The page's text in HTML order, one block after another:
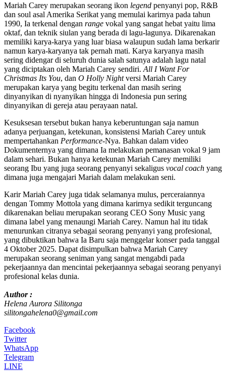
Mariah Carey merupakan seorang ikon legend penyanyi pop, R&B
dan soul asal Amerika Serikat yang memulai karirnya pada tahun
1990, Ia terkenal dengan range vokal yang sangat hebat yaitu lima
oktaf, dan teknik siulan yang berada di lagu-lagunya. Dikarenakan
memiliki karya-karya yang luar biasa walaupun sudah lama berkarir
namun karya-karyanya tak pernah mati. Karya karyanya masih
sering didengar di seluruh dunia salah satunya adalah lagu natal
yang diciptakan oleh Mariah Carey sendiri. All I Want For
Christmas Its You, dan O Holly Nightversi Mariah Carey
merupakan karya yang begitu terkenal dan masih sering
dinyanyikan di nyanyikan hingga di Indonesia pun sering
dinyanyikan di gereja atau perayaan natal.
Kesuksesan tersebut bukan hanya keberuntungan saja namun
adanya perjuangan, ketekunan, konsistensi Mariah Carey untuk
mempertahankan Performance-Nya. Bahkan dalam video
Dokumenternya yang dimana Ia melakukan pemanasan vokal 9 jam
dalam sehari. Bukan hanya ketekunan Mariah Carey memiliki
seorang Ibu yang juga seorang penyanyi sekaligus vocal coach yang
dimana juga mengajari Mariah dalam melakukan seni.
Karir Mariah Carey juga tidak selamanya mulus, perceraiannya
dengan Tommy Mottola yang dimana karirnya sedikit terguncang
dikarenakan beliau merupakan seorang CEO Sony Music yang
dimana label yang menaungi Mariah Carey. Namun hal itu tidak
menurunkan citranya sebagai seorang penyanyi yang profesional,
yang dibuktikan bahwa Ia Baru saja menggelar konser pada tanggal
4 Oktober 2025. Dapat disimpulkan bahwa Mariah Carey
merupakan seorang seniman yang sangat mengabdi pada
pekerjaannya dan mencintai pekerjaannya sebagai seorang penyanyi
profesional kelas dunia.
Author :
Helena Aurora Silitonga
silitongahelena0@gmail.com
Facebook
Twitter
WhatsApp
Telegram
LINE